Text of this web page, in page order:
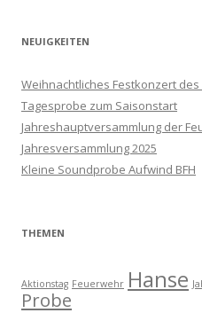
NEUIGKEITEN
Weihnachtliches Festkonzert des
Tagesprobe zum Saisonstart
Jahreshauptversammlung der
Jahresversammlung 2025
Kleine Soundprobe Aufwind BFH
THEMEN
Aktionstag Feuerwehr Hanse
Probe